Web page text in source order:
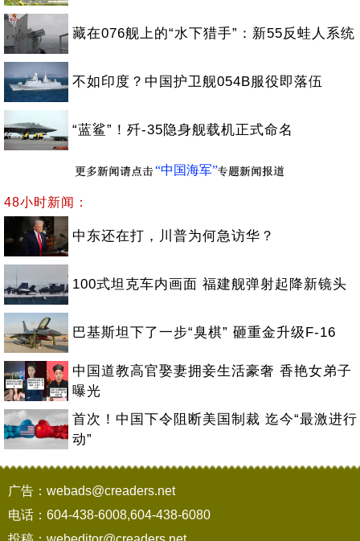
藏在076舰上的“水下猎手”：新55反蛙人系统
不如印度？中国护卫舰054B服役即落伍
“蓝鲨”！歼-35隐身舰载机正式命名
“中国海军”
48小时新闻：
中东还在打，川普为何急访华？
100式坦克车内画面 福建舰弹射起降新镜头
巴基斯坦下了一步“臭棋” 砸重金升级F-16
中国道教高官娶妻拥妾生活豪奢 香艳女弟子
曝光
首次！中国下令阻断美国制裁 迄今“最激进行
动”
广告：webads@creaders.net
电话：604-438-6008,604-438-6080